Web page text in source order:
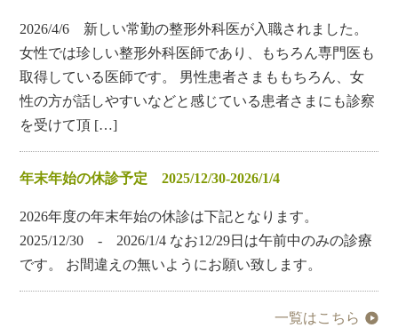
2026/4/6 新しい常勤の整形外科医が入職されました。
女性では珍しい整形外科医師であり、もちろん専門医も
取得している医師です。 男性患者さまももちろん、女
性の方が話しやすいなどと感じている患者さまにも診察
を受けて頂 […]
年末年始の休診予定 2025/12/30-2026/1/4
2026年度の年末年始の休診は下記となります。
2025/12/30 - 2026/1/4 なお12/29日は午前中のみの診療
です。 お間違えの無いようにお願い致します。
一覧はこちら